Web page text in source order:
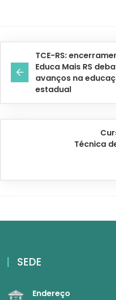
TCE-RS:
Educa Mais RS
avanços na
estadual
Técnica
SEDE
Endereço